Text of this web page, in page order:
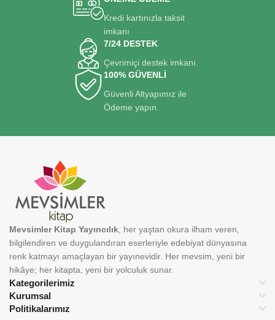
Kredi kartınızla taksit
imkanı
7/24 DESTEK
Çevrimiçi destek imkanı.
100% GÜVENLİ
Güvenli Altyapımız ile
Ödeme yapın.
Kategorilerimiz
Kurumsal
Politikalarımız
Mevsimler Kitap Yayıncılık , her yaştan okura ilham veren,
bilgilendiren ve duygulandıran eserleriyle edebiyat dünyasına
renk katmayı amaçlayan bir yayınevidir. Her mevsim, yeni bir
hikâye; her kitapta, yeni bir yolculuk sunar.